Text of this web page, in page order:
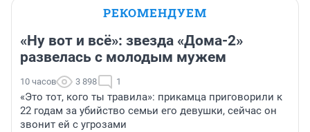
РЕКОМЕНДУЕМ
«Ну вот и всё»: звезда «Дома-2»
развелась с молодым мужем
10 часов 3 898 1
«Это тот, кого ты травила»: прикамца приговорили к
22 годам за убийство семьи его девушки, сейчас он
звонит ей с угрозами